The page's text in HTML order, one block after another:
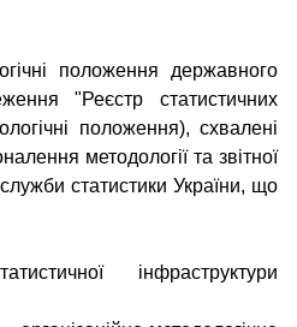
положення державного
"Реєстр статистичних
положення), схвалені
методології та звітної
статистики України, що
інфраструктури